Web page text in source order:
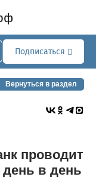
Подписаться
Вернуться в раздел
проводит
в день